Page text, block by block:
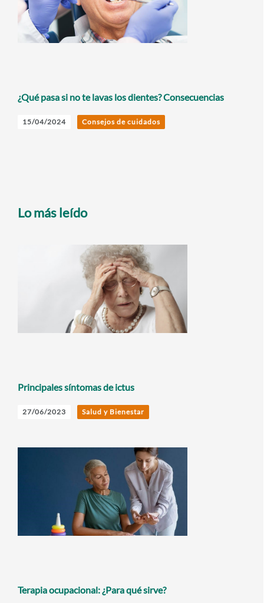
¿Qué pasa si no te lavas los dientes? Consecuencias
15/04/2024 Consejos de cuidados
Lo más leído
Principales síntomas de ictus
27/06/2023 Salud y Bienestar
Terapia ocupacional: ¿Para qué sirve?